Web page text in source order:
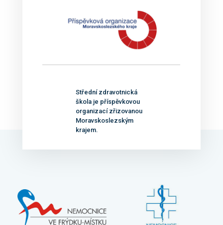
Střední zdravotnická
škola je příspěvkovou
organizací zřizovanou
Moravskoslezským
krajem.